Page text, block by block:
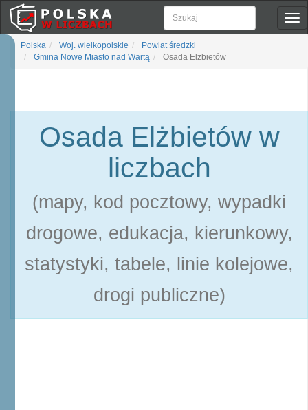
Polska Woj. wielkopolskie
Powiat średzki
Gmina Nowe Miasto nad Wartą
Osada Elżbietów
Osada Elżbietów w
liczbach
(mapy, kod pocztowy, wypadki
drogowe, edukacja, kierunkowy,
statystyki, tabele, linie kolejowe,
drogi publiczne)